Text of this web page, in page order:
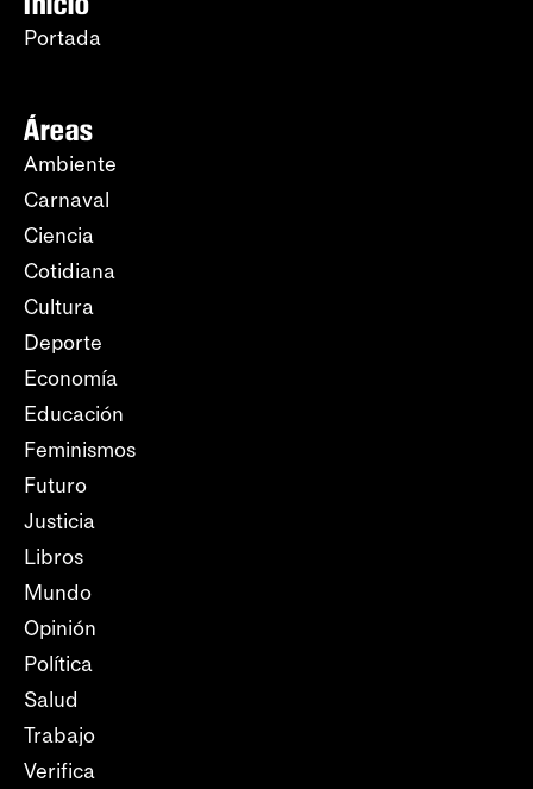
Portada
Áreas
Ambiente
Carnaval
Ciencia
Cotidiana
Cultura
Deporte
Economía
Educación
Feminismos
Futuro
Justicia
Libros
Mundo
Opinión
Política
Salud
Trabajo
Verifica